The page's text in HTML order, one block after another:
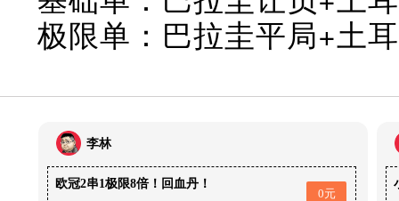
极限单：巴拉圭平局+土
李林
欧冠2串1极限8倍！回血丹！
0元